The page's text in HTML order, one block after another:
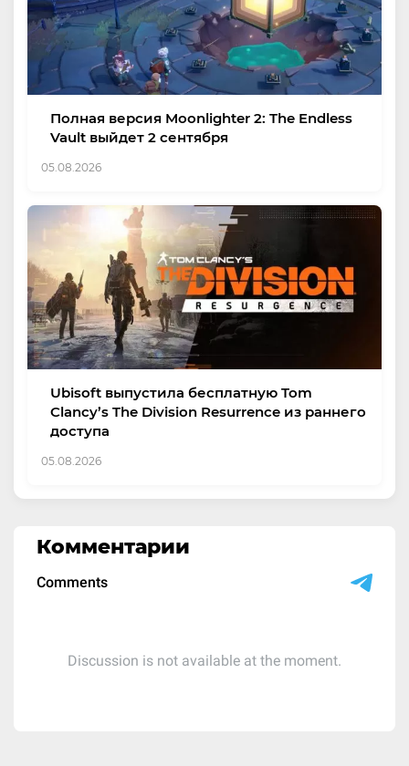
Полная версия Moonlighter 2: The Endless
Vault выйдет 2 сентября
05.08.2026
Ubisoft выпустила бесплатную Tom
Clancy’s The Division Resurrence из раннего
доступа
05.08.2026
Комментарии